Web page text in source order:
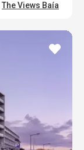
The Views Baía
dodaj